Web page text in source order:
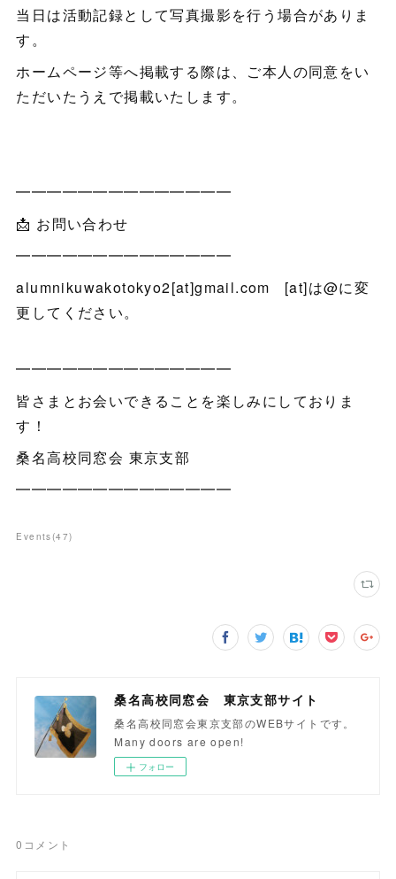
当日は活動記録として写真撮影を行う場合がありま
す。
ホームページ等へ掲載する際は、ご本人の同意をい
ただいたうえで掲載いたします。
━━━━━━━━━━━━━━
📩 お問い合わせ
━━━━━━━━━━━━━━
alumnikuwakotokyo2[at]gmail.com [at]は@に変
更してください。
━━━━━━━━━━━━━━
皆さまとお会いできることを楽しみにしておりま
す！
桑名高校同窓会 東京支部
━━━━━━━━━━━━━━
Events(47)
桑名高校同窓会 東京支部サイト
桑名高校同窓会東京支部のWEBサイトです。
Many doors are open!
フォロー
0 コメント